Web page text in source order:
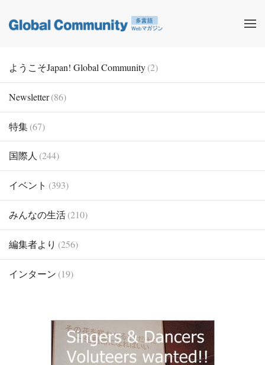
ようこそJapan! Global Community(2)
Newsletter(86)
特集(67)
国際人 (244)
イベント (393)
みんなの生活(210)
編集者より (256)
インターン (19)